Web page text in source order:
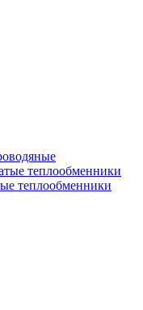
теплообменники
теплообменники